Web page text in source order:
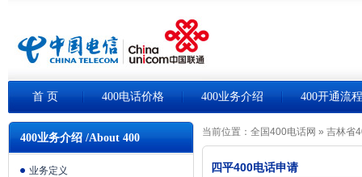
首 页 400电话价格 400业务介绍 400开通流程
400业务介绍 /About 400
业务定义
当前位置： 全国400电话网 » 吉林省
四平400电话申请